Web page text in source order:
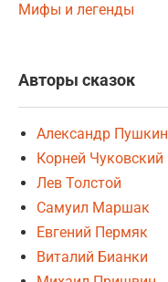
Мифы и легенды
Авторы сказок
Александр Пушкин
Корней Чуковский
Лев Толстой
Самуил Маршак
Евгений Пермяк
Виталий Бианки